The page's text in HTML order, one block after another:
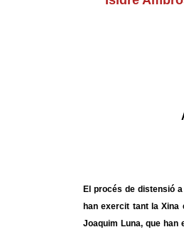
El procés de distensió
han exercit tant la
Joaquim Luna, que han